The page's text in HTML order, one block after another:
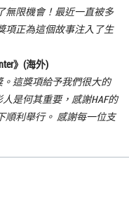
無限機會！最近一直被多
項正為這個故事注入了生
》(海外)
這獎項給予我們很大的
是何其重要，感謝HAF的
順利舉行。 感謝每一位支